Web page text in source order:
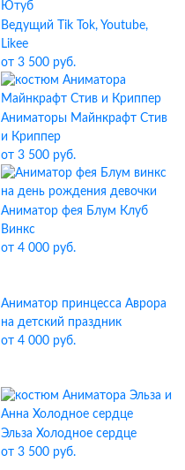
Ведущий Tik Tok, Youtube,
Likee
от 3 500 руб.
Аниматоры Майнкрафт Стив
и Криппер
от 3 500 руб.
Аниматор фея Блум Клуб
Винкс
от 4 000 руб.
Аниматор принцесса Аврора
на детский праздник
от 4 000 руб.
Эльза Холодное сердце
от 3 500 руб.